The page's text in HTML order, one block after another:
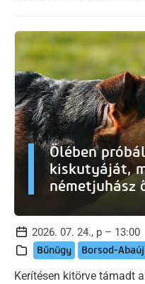
Ölében
kiskutyáját,
németjuhász
2026. 07. 24., p – 13:00
Bűnügy Borsod-
Kerítésen kitörve támadt